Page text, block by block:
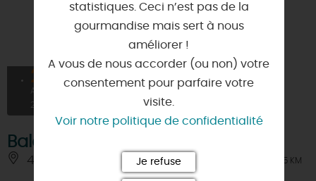
26
AOÛT
Balade contée sur les rapaces
45200 - PAUCOURT À 4.5 KM
statistiques. Ceci n’est pas de la
gourmandise mais sert à nous
améliorer !
A vous de nous accorder (ou non) votre
consentement pour parfaire votre
visite.
Voir notre politique de confidentialité
Je refuse